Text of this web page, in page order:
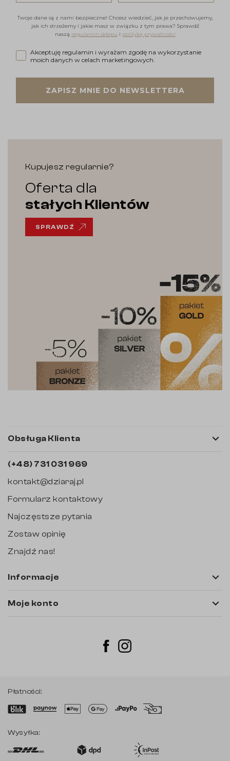
Twoje dane są z nami bezpieczne! Chcesz wiedzieć, jak je przechowujemy,
jak ich strzeżemy i jakie masz w związku z tym prawa? Sprawdź
naszą regulamin sklepu i politykę prywatności
Akceptuję regulamin i wyrażam zgodę na wykorzystanie
Akceptuję regulamin i wyrażam zgodę na wykorzystanie
moich danych w celach marketingowych.
ZAPISZ MNIE DO NEWSLETTERA
Kupujesz regularnie?
Oferta dla
stałych Klientów
SPRAWDŹ
Obsługa Klienta 
(+48) 731 031 969
kontakt@dziaraj.pl
Formularz kontaktowy
Najczęstsze pytania
Zostaw opinię
Znajdź nas!
Informacje 
Moje konto 
Płatności:
Wysyłka: